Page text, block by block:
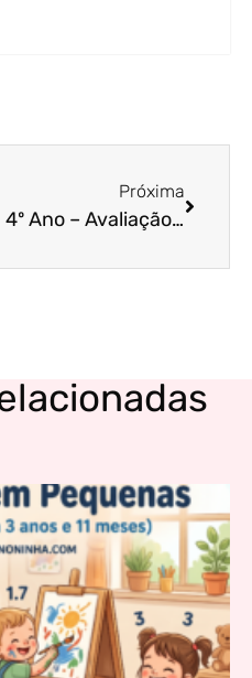
Próxima
4º Ano – Avaliação Bimestral de Arte – 4º bimestre